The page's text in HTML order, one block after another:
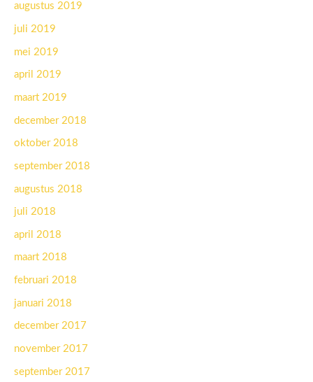
augustus 2019
juli 2019
mei 2019
april 2019
maart 2019
december 2018
oktober 2018
september 2018
augustus 2018
juli 2018
april 2018
maart 2018
februari 2018
januari 2018
december 2017
november 2017
september 2017